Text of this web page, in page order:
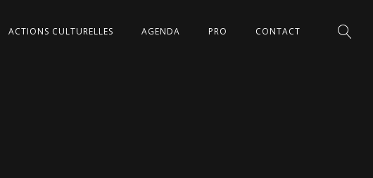
ACTIONS CULTURELLES AGENDA PRO CONTACT